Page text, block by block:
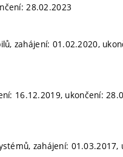
28.02.2023
zahájení: 01.02.2020,
16.12.2019, ukončení:
zahájení: 01.03.2017,